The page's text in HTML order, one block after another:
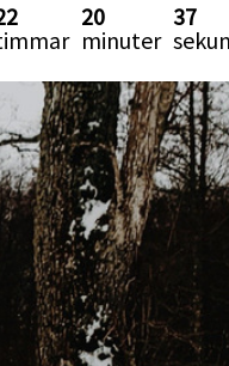
20
minuter
36